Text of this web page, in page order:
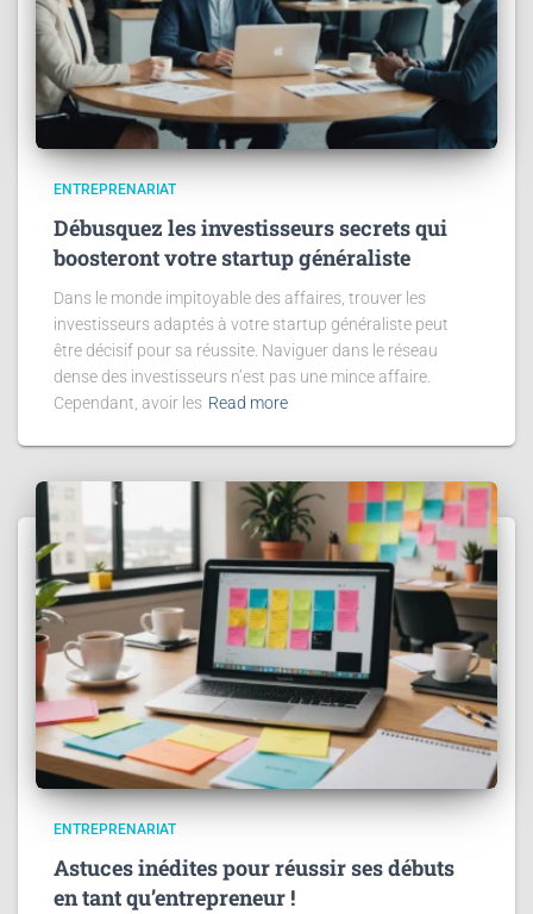
ENTREPRENARIAT
Débusquez les investisseurs secrets qui
boosteront votre startup généraliste
Dans le monde impitoyable des affaires, trouver les
investisseurs adaptés à votre startup généraliste peut
être décisif pour sa réussite. Naviguer dans le réseau
dense des investisseurs n’est pas une mince affaire.
Cependant, avoir les Read more
ENTREPRENARIAT
Astuces inédites pour réussir ses débuts
en tant qu’entrepreneur !